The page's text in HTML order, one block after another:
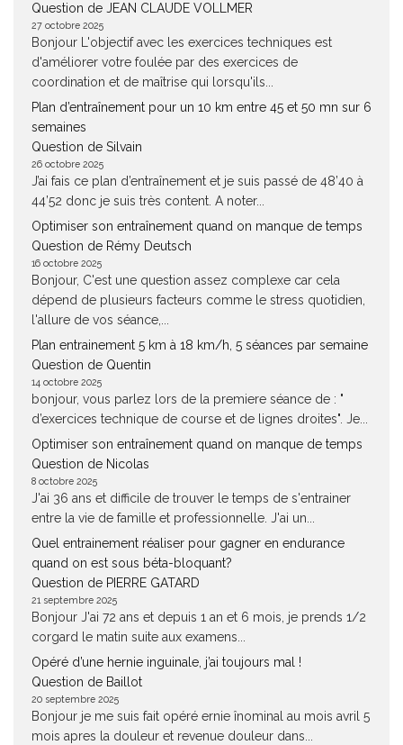
Question de JEAN CLAUDE VOLLMER
27 octobre 2025
Bonjour L'objectif avec les exercices techniques est
d'améliorer votre foulée par des exercices de
coordination et de maîtrise qui lorsqu'ils...
Plan d’entraînement pour un 10 km entre 45 et 50 mn sur 6
semaines
Question de Silvain
26 octobre 2025
J’ai fais ce plan d’entraînement et je suis passé de 48’40 à
44’52 donc je suis très content. A noter...
Optimiser son entraînement quand on manque de temps
Question de Rémy Deutsch
16 octobre 2025
Bonjour, C'est une question assez complexe car cela
dépend de plusieurs facteurs comme le stress quotidien,
l'allure de vos séance,...
Plan entrainement 5 km à 18 km/h, 5 séances par semaine
Question de Quentin
14 octobre 2025
bonjour, vous parlez lors de la premiere séance de : "
d’exercices technique de course et de lignes droites". Je...
Optimiser son entraînement quand on manque de temps
Question de Nicolas
8 octobre 2025
J'ai 36 ans et difficile de trouver le temps de s'entrainer
entre la vie de famille et professionnelle. J'ai un...
Quel entrainement réaliser pour gagner en endurance
quand on est sous béta-bloquant?
Question de PIERRE GATARD
21 septembre 2025
Bonjour J'ai 72 ans et depuis 1 an et 6 mois, je prends 1/2
corgard le matin suite aux examens...
Opéré d’une hernie inguinale, j’ai toujours mal !
Question de Baillot
20 septembre 2025
Bonjour je me suis fait opéré ernie înominal au mois avril 5
mois apres la douleur et revenue douleur dans...